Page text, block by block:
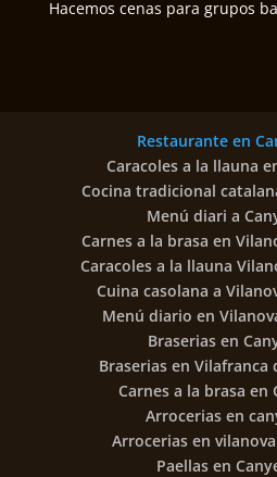
Hacemos cenas para grupos
Restaurante en
Caracoles a la llauna
Cocina tradicional
Menú diari a
Carnes a la brasa en
Caracoles a la llauna
Cuina casolana a
Menú diario en
Braserias en
Braserias en Vilafranca
Carnes a la brasa en
Arrocerias en
Arrocerias en
Paellas en